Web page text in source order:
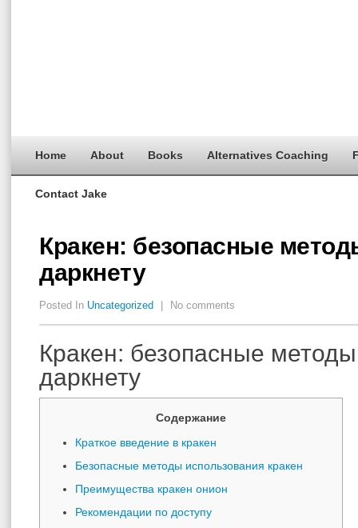
Home About Books Alternatives Coaching
Contact Jake
Кракен: безопасные
даркнету
Posted In Uncategorized No comments
Кракен: безопасные методы
даркнету
Содержание
Краткое введение в кракен
Безопасные методы использования кракен
Преимущества кракен онион
Рекомендации по доступу